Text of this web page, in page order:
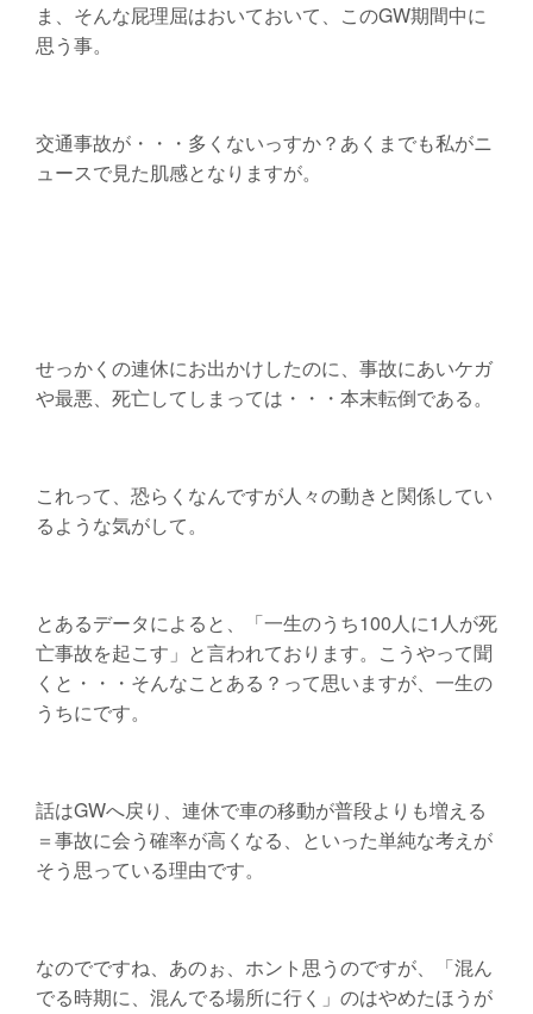
ま、そんな屁理屈はおいておいて、このGW期間中に
思う事。
交通事故が・・・多くないっすか？あくまでも私がニ
ュースで見た肌感となりますが。
せっかくの連休にお出かけしたのに、事故にあいケガ
や最悪、死亡してしまっては・・・本末転倒である。
これって、恐らくなんですが人々の動きと関係してい
るような気がして。
とあるデータによると、「一生のうち100人に1人が死
亡事故を起こす」と言われております。こうやって聞
くと・・・そんなことある？って思いますが、一生の
うちにです。
話はGWへ戻り、連休で車の移動が普段よりも増える
＝事故に会う確率が高くなる、といった単純な考えが
そう思っている理由です。
なのでですね、あのぉ、ホント思うのですが、「混ん
でる時期に、混んでる場所に行く」のはやめたほうが